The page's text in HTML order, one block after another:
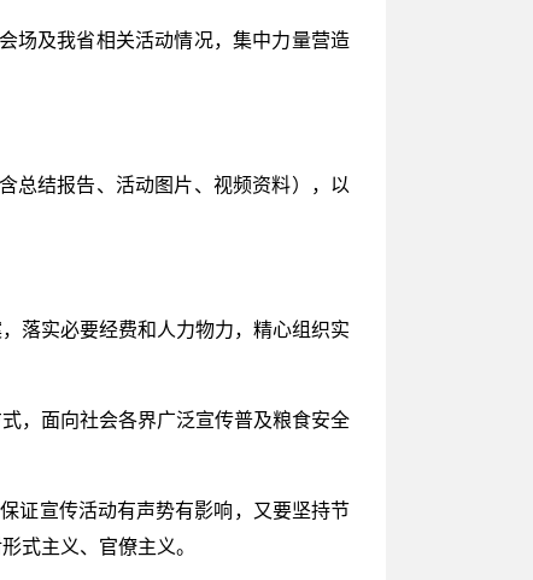
场及我省相关活动情况，集中力量营造
总结报告、活动图片、视频资料），以
落实必要经费和人力物力，精心组织实
，面向社会各界广泛宣传普及粮食安全
证宣传活动有声势有影响，又要坚持节
式主义、官僚主义。